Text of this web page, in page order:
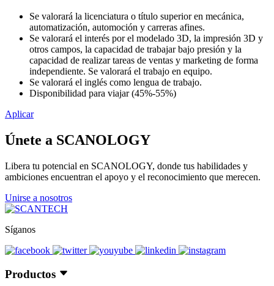
Se valorará la licenciatura o título superior en mecánica,
automatización, automoción y carreras afines.
Se valorará el interés por el modelado 3D, la impresión 3D y
otros campos, la capacidad de trabajar bajo presión y la
capacidad de realizar tareas de ventas y marketing de forma
independiente. Se valorará el trabajo en equipo.
Se valorará el inglés como lengua de trabajo.
Disponibilidad para viajar (45%-55%)
Aplicar
Únete a SCANOLOGY
Libera tu potencial en SCANOLOGY, donde tus habilidades y
ambiciones encuentran el apoyo y el reconocimiento que merecen.
Unirse a nosotros
Síganos
Productos